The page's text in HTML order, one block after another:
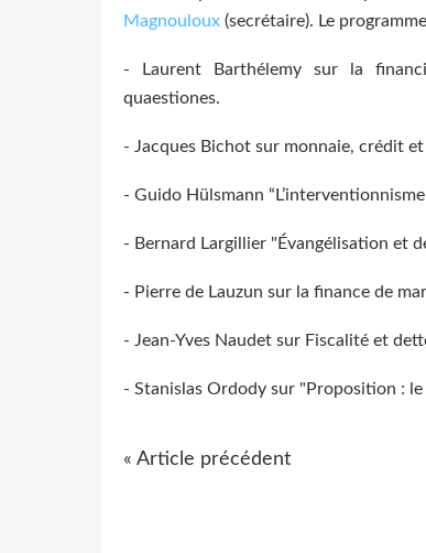
Magnouloux (secrétaire). Le
- Laurent Barthélemy sur la
quaestiones.
- Jacques Bichot sur monnaie, crédit
- Guido Hülsmann
- Bernard Largillier "Évangélisation et
- Pierre de Lauzun sur la finance de
- Jean-Yves Naudet sur Fiscalité et
- Stanislas Ordody sur "Proposition :
« Article précédent